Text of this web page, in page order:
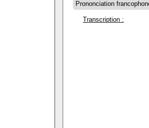
Prononciation
Transcription :